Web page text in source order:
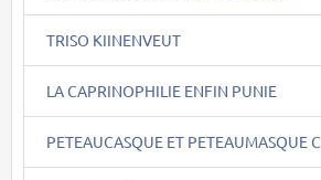
TRISO KIINENVEUT
LA CAPRINOPHILIE ENFIN PUNIE
PETEAUCASQUE ET PETEAUMASQUE C